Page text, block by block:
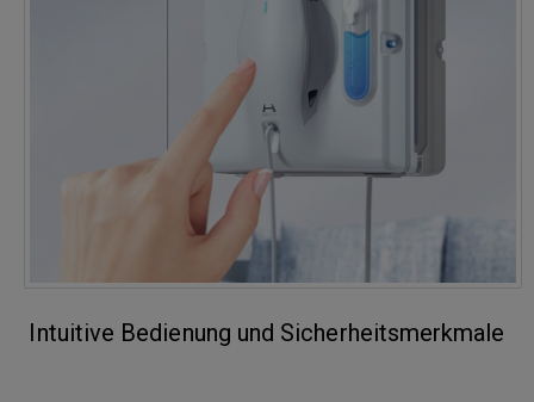
Intuitive Bedienung und Sicherheitsmerkmale